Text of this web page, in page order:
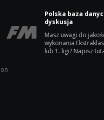
Polska baza
dyskusja
Masz uwagi do
wykonania
lub 1. ligi? Napisz